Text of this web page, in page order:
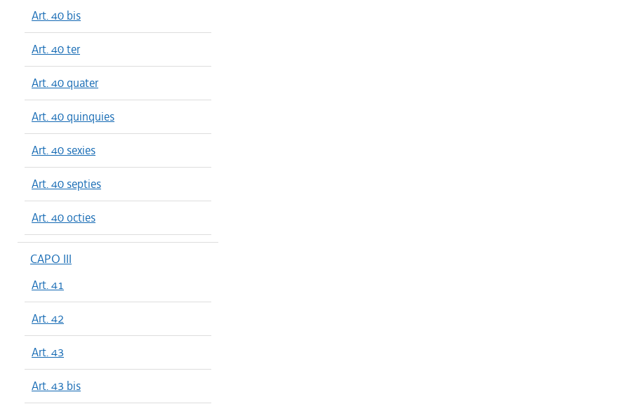
Art. 40 bis
Art. 40 ter
Art. 40 quater
Art. 40 quinquies
Art. 40 sexies
Art. 40 septies
Art. 40 octies
CAPO III
Art. 41
Art. 42
Art. 43
Art. 43 bis